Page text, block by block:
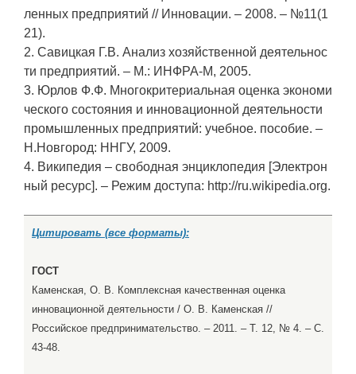
ленных предприятий // Инновации. – 2008. – №11(1
21).
2. Савицкая Г.В. Анализ хозяйственной деятельнос
ти предприятий. – М.: ИНФРА-М, 2005.
3. Юрлов Ф.Ф. Многокритериальная оценка экономи
ческого состояния и инновационной деятельности
промышленных предприятий: учебное. пособие. –
Н.Новгород: ННГУ, 2009.
4. Википедия – свободная энциклопедия [Электрон
ный ресурс]. – Режим доступа: http://ru.wikipedia.org.
Цитировать (все форматы):
ГОСТ
Каменская, О. В. Комплексная качественная оценка
инновационной деятельности / О. В. Каменская //
Российское предпринимательство. – 2011. – Т. 12, № 4. – С.
43-48.